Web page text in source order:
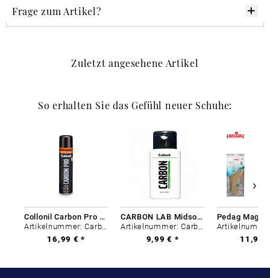
Frage zum Artikel?
Zuletzt angesehene Artikel
So erhalten Sie das Gefühl neuer Schuhe:
Collonil Carbon Pro 400 ml
Artikelnummer: Carbon-0
16,99 € *
CARBON LAB Midsole Cleaner
Artikelnummer: Carbon-0
9,99 € *
11,99